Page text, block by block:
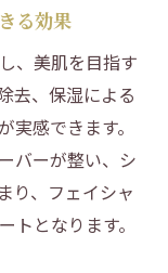
る効果
、美肌を目指す
去、保湿による
感できます。
バーが整い、シ
り、フェイシャ
トとなります。